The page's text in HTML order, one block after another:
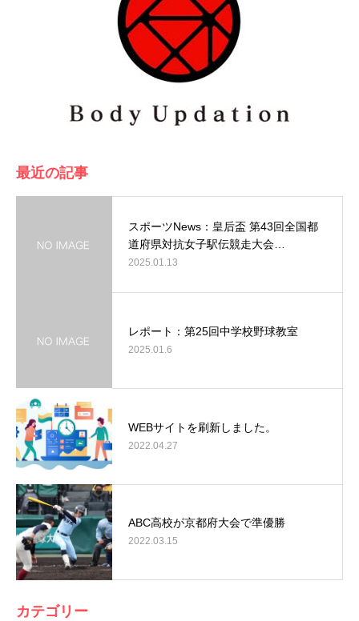
最近の記事
スポーツNews：皇后盃 第43回全国都
道府県対抗女子駅伝競走大会…
2025.01.13
レポート：第25回中学校野球教室
2025.01.6
WEBサイトを刷新しました。
2022.04.27
ABC高校が京都府大会で準優勝
2022.03.15
カテゴリー